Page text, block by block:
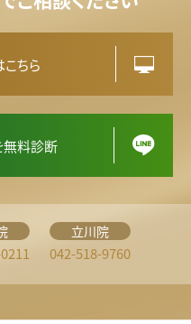
ちら
無料診断
立川院
042-518-9760